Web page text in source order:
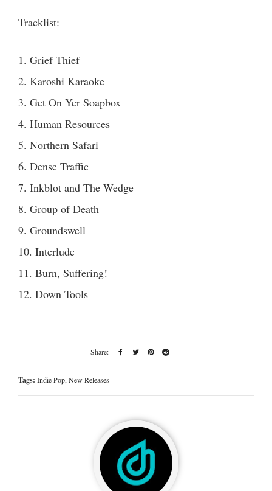
Tracklist:
1. Grief Thief
2. Karoshi Karaoke
3. Get On Yer Soapbox
4. Human Resources
5. Northern Safari
6. Dense Traffic
7. Inkblot and The Wedge
8. Group of Death
9. Groundswell
10. Interlude
11. Burn, Suffering!
12. Down Tools
Tags: Indie Pop,New Releases